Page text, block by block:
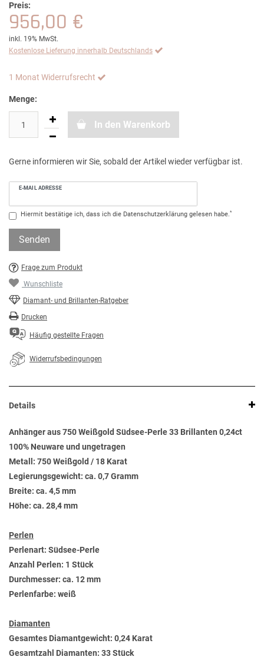
Preis:
956,00 €
inkl. 19% MwSt.
Kostenlose Lieferung innerhalb Deutschlands
1 Monat Widerrufsrecht
Menge:
In den Warenkorb
Gerne informieren wir Sie, sobald der Artikel wieder verfügbar ist.
E-MAIL ADRESSE
Hiermit bestätige ich, dass ich die Daten­schutz­erklärung gelesen habe.*
Senden
Frage zum Produkt
Wunschliste
Diamant- und Brillanten-Ratgeber
Drucken
Häufig gestellte Fragen
Widerrufsbedingungen
Details
Anhänger aus 750 Weißgold Südsee-Perle 33 Brillanten 0,24ct
100% Neuware und ungetragen
Metall: 750 Weißgold / 18 Karat
Legierungsgewicht: ca. 0,7 Gramm
Breite: ca. 4,5 mm
Höhe: ca. 28,4 mm
Perlen
Perlenart: Südsee-Perle
Anzahl Perlen: 1 Stück
Durchmesser: ca. 12 mm
Perlenfarbe: weiß
Diamanten
Gesamtes Diamantgewicht: 0,24 Karat
Gesamtzahl Diamanten: 33 Stück